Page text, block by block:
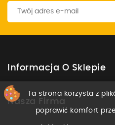
Informacja O Sklepie
Nasza Firma
Ta strona korzysta z
poprawić komfort